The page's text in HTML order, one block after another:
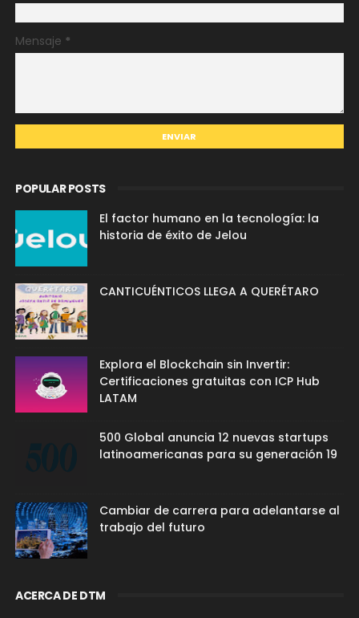
Mensaje *
POPULAR POSTS
El factor humano en la tecnología: la
historia de éxito de Jelou
CANTICUÉNTICOS LLEGA A QUERÉTARO
Explora el Blockchain sin Invertir:
Certificaciones gratuitas con ICP Hub
LATAM
500 Global anuncia 12 nuevas startups
latinoamericanas para su generación 19
Cambiar de carrera para adelantarse al
trabajo del futuro
ACERCA DE DTM